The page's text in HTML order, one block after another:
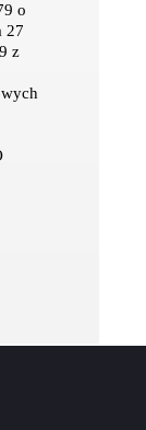
o
27
z